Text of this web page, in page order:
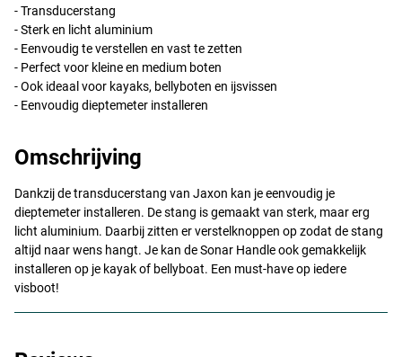
- Transducerstang
- Sterk en licht aluminium
- Eenvoudig te verstellen en vast te zetten
- Perfect voor kleine en medium boten
- Ook ideaal voor kayaks, bellyboten en ijsvissen
- Eenvoudig dieptemeter installeren
Omschrijving
Dankzij de transducerstang van Jaxon kan je eenvoudig je
dieptemeter installeren. De stang is gemaakt van sterk, maar erg
licht aluminium. Daarbij zitten er verstelknoppen op zodat de stang
altijd naar wens hangt. Je kan de Sonar Handle ook gemakkelijk
installeren op je kayak of bellyboat. Een must-have op iedere
visboot!